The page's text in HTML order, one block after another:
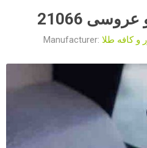
21066
Manufacturer: و کافه طلا